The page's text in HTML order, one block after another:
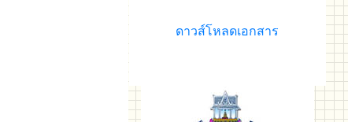
ดาวส์โหลดเอกสาร